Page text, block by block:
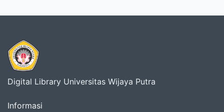
Digital Library Universitas Wijaya Putra
Informasi